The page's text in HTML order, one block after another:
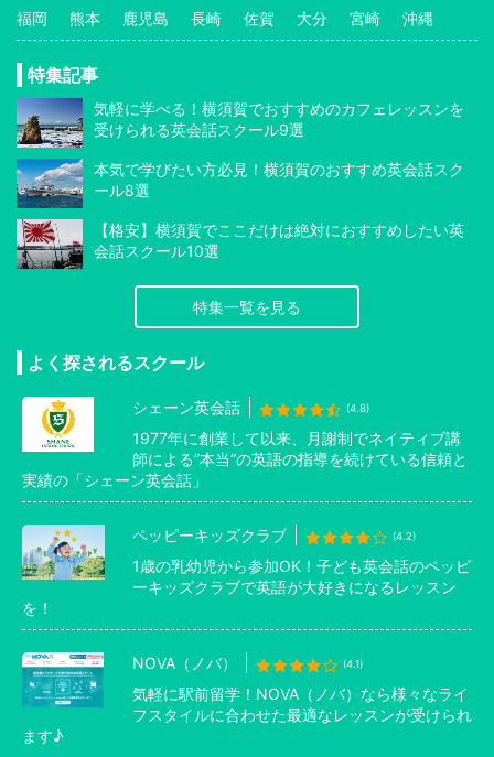
福岡 熊本 鹿児島 長崎 佐賀 大分 宮崎 沖縄
特集記事
気軽に学べる！横須賀でおすすめのカフェレッスンを
受けられる英会話スクール9選
本気で学びたい方必見！横須賀のおすすめ英会話スク
ール8選
【格安】横須賀でここだけは絶対におすすめしたい英
会話スクール10選
特集一覧を見る
よく探されるスクール
シェーン英会話 (4.8)
1977年に創業して以来、月謝制でネイティブ講
師による”本当”の英語の指導を続けている信頼と
実績の「シェーン英会話」
ペッピーキッズクラブ (4.2)
1歳の乳幼児から参加OK！子ども英会話のペッピ
ーキッズクラブで英語が大好きになるレッスン
を！
NOVA（ノバ） (4.1)
気軽に駅前留学！NOVA（ノバ）なら様々なライ
フスタイルに合わせた最適なレッスンが受けられ
ます♪